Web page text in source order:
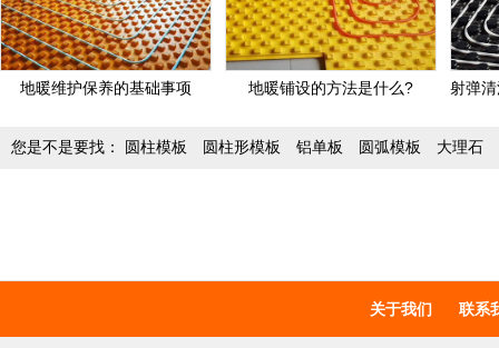
地暖维护保养的基础事项 地暖铺设的方法是什么?
您是不是要找： 圆柱模板 圆柱形模板 铝单板 圆弧模板 大理石
关于我们 联系